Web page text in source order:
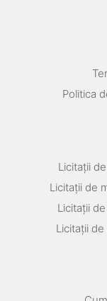
Politica
Licitații
Licitații de
Licitații
Licitații